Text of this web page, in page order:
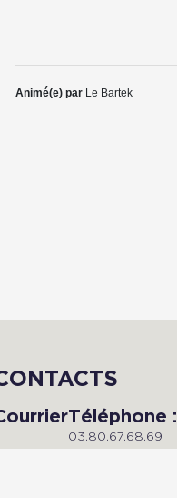
Animé(e) par Le Bartek
Téléphone :
03.80.67.68.69